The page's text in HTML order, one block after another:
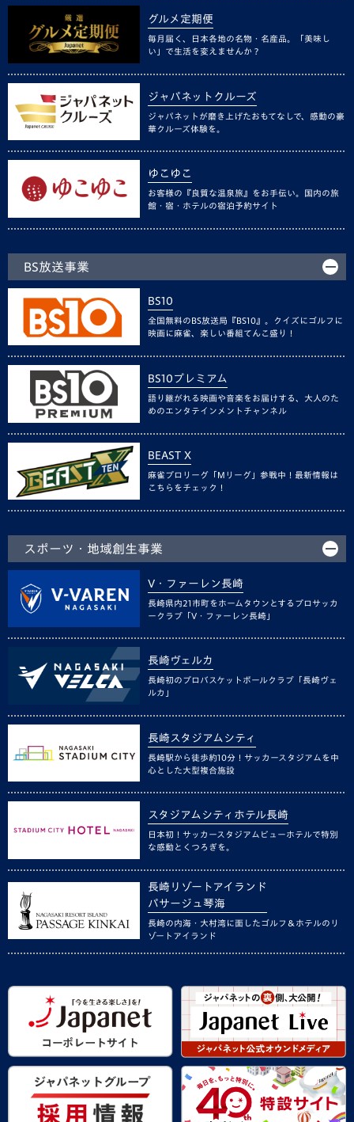
グルメ定期便
毎月届く、日本各地の名物・名産品。「美味し
い」で生活を変えませんか？
ジャパネットクルーズ
ジャパネットが磨き上げたおもてなしで、感動の豪
華クルーズ体験を。
ゆこゆこ
お客様の『良質な温泉旅』をお手伝い。国内の旅
館・宿・ホテルの宿泊予約サイト
BS放送事業
BS10
全国無料のBS放送局『BS10』。クイズにゴルフに
映画に麻雀、楽しい番組てんこ盛り！
BS10プレミアム
語り継がれる映画や音楽をお届けする、大人のた
めのエンタテインメントチャンネル
BEAST X
麻雀プロリーグ「Mリーグ」参戦中！最新情報は
こちらをチェック！
スポーツ・地域創生事業
V・ファーレン長崎
長崎県内21市町をホームタウンとするプロサッカ
ークラブ「V・ファーレン長崎」
長崎ヴェルカ
長崎初のプロバスケットボールクラブ「長崎ヴェ
ルカ」
長崎スタジアムシティ
長崎駅から徒歩約10分！サッカースタジアムを中
心とした大型複合施設
スタジアムシティホテル長崎
日本初！サッカースタジアムビューホテルで特別
な感動とくつろぎを。
長崎リゾートアイランド
パサージュ琴海
長崎の内海・大村湾に面したゴルフ＆ホテルのリ
ゾートアイランド